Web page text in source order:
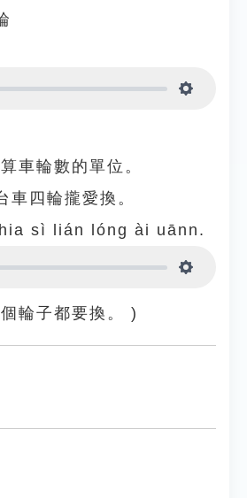
車輪數的單位。
車四輪攏愛換。
sì lián lóng ài uānn.
輪子都要換。 )